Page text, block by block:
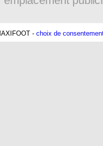
- choix de